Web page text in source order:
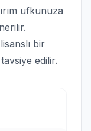
ufkunuza
bir
edilir.